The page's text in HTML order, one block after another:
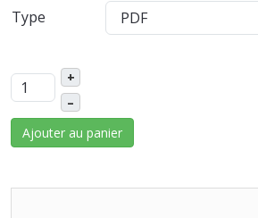
Type
+
–
Ajouter au panier